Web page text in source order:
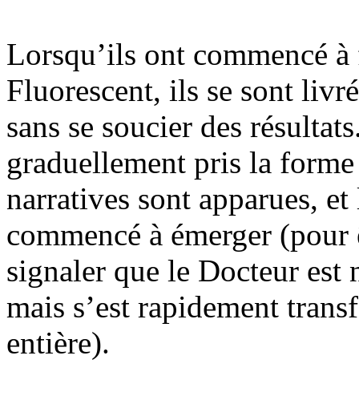
Lorsqu’ils ont commencé
Fluorescent, ils se sont
sans se soucier des
graduellement pris la
narratives sont apparues,
commencé à émerger
signaler que le Docteur est
mais s’est rapidement
entière).